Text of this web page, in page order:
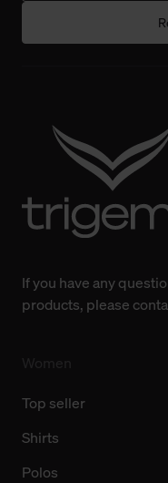
bisherigen
Weitere Informationen
Technologien sowie
finden Sie in unserer
If you have any
products, please
Top seller
Shirts
Polos